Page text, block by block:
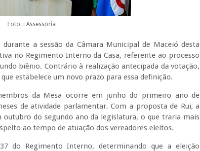
Foto. : Assessoria
a sessão da Câmara Municipal de Maceió desta
no Regimento Interno da Casa, referente ao processo
biênio. Contrário à realização antecipada da votação,
estabelece um novo prazo para essa definição.
da Mesa ocorre em junho do primeiro ano de
de atividade parlamentar. Com a proposta de Rui, a
outubro do segundo ano da legislatura, o que traria mais
ao tempo de atuação dos vereadores eleitos.
do Regimento Interno, determinando que a eleição